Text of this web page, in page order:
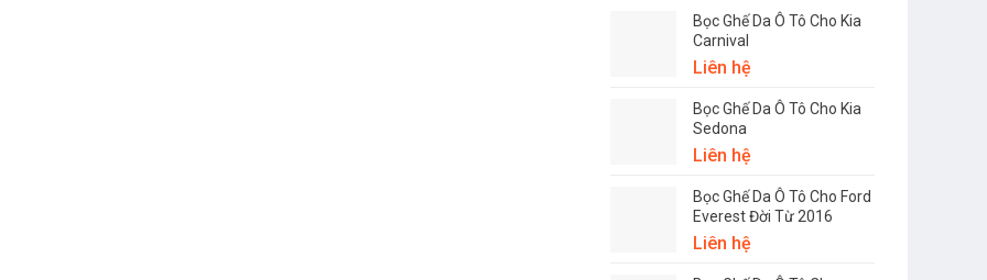
Bọc Ghế Da Ô Tô Cho Kia
Carnival
Liên hệ
Bọc Ghế Da Ô Tô Cho Kia
Sedona
Liên hệ
Bọc Ghế Da Ô Tô Cho Ford
Everest Đời Từ 2016
Liên hệ